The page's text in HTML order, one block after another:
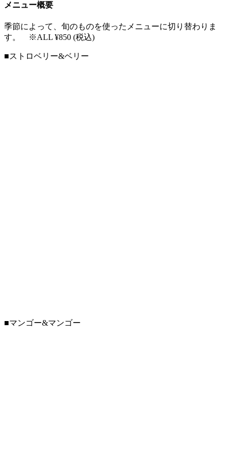
メニュー概要
季節によって、旬のものを使ったメニューに切り替わりま
す。 ​※ALL ¥850 (税込)
■ストロベリー&ベリー
■マンゴー&マンゴー